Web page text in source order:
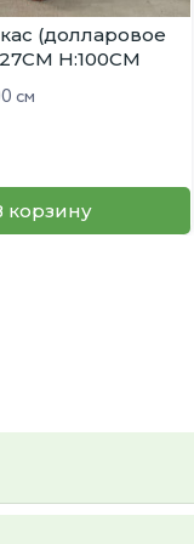
(долларовое
H:100CM
см
корзину
осуществить мы.